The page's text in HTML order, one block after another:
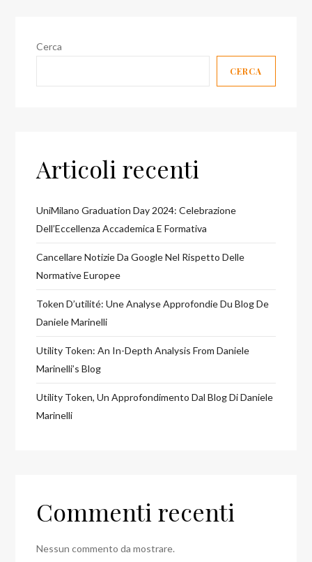
Cerca
CERCA
Articoli recenti
UniMilano Graduation Day 2024: Celebrazione
Dell’Eccellenza Accademica E Formativa
Cancellare Notizie Da Google Nel Rispetto Delle
Normative Europee
Token D’utilité: Une Analyse Approfondie Du Blog De
Daniele Marinelli
Utility Token: An In-Depth Analysis From Daniele
Marinelli’s Blog
Utility Token, Un Approfondimento Dal Blog Di Daniele
Marinelli
Commenti recenti
Nessun commento da mostrare.